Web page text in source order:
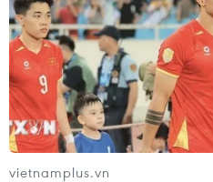
#Robert Muller #Tổng thống
#Nancy Pelosi
#Bầu cử tổng
Nga
vietnamplus.vn